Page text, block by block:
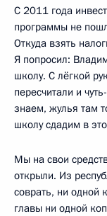
С 2011 года
программы не
Откуда взять
Я попросил:
школу. С лёгкой
пересчитали и
знаем, жулья там
школу сдадим в
Мы на свои
открыли. Из
соврать, ни одной
главы ни одной